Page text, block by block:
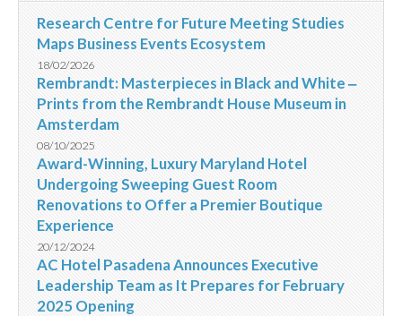
Research Centre for Future Meeting Studies
Maps Business Events Ecosystem
18/02/2026
Rembrandt: Masterpieces in Black and White ‒
Prints from the Rembrandt House Museum in
Amsterdam
08/10/2025
Award-Winning, Luxury Maryland Hotel
Undergoing Sweeping Guest Room
Renovations to Offer a Premier Boutique
Experience
20/12/2024
AC Hotel Pasadena Announces Executive
Leadership Team as It Prepares for February
2025 Opening